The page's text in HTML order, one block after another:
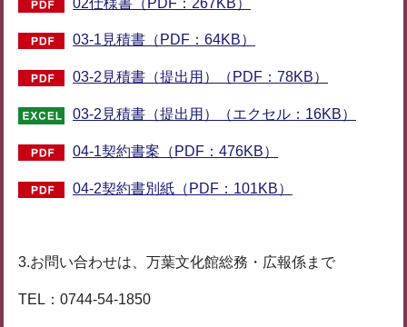
03-1見積書（PDF：64KB）
03-2見積書（提出用）（PDF：78KB）
03-2見積書（提出用）（エクセル：16KB）
04-1契約書案（PDF：476KB）
04-2契約書別紙（PDF：101KB）
3.お問い合わせは、万葉文化館総務・広報係まで
TEL：0744-54-1850